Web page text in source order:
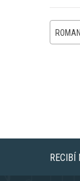
RECIBÍ